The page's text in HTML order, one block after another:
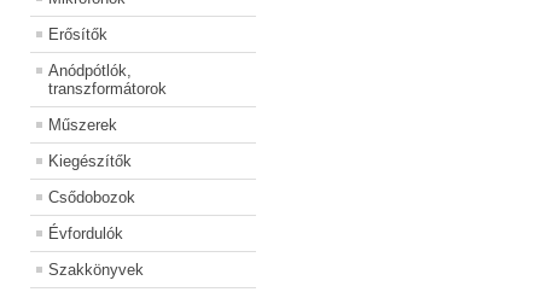
Erősítők
Anódpótlók,
transzformátorok
Műszerek
Kiegészítők
Csődobozok
Évfordulók
Szakkönyvek